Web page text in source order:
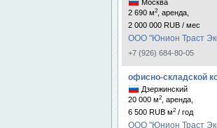
Москва
2 690 м2
, аренда,
2 000 000 RUB / мес
ООО "Юнион Траст
+7 (926) 684-80-05
офисно-складской
Дзержинский
20 000 м2
, аренда,
6 500 RUB м2 / год
ООО "Юнион Траст